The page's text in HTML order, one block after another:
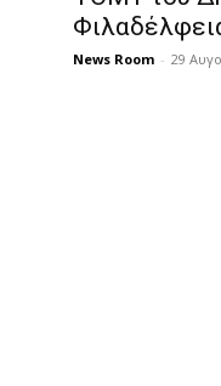
News Room - 29